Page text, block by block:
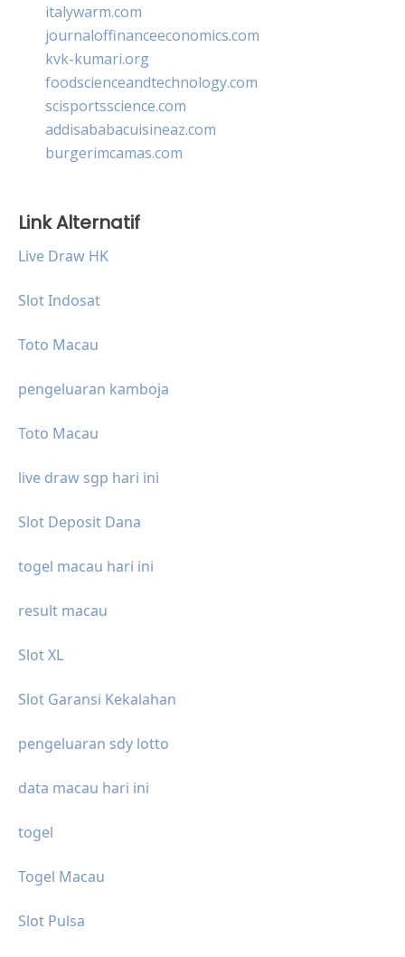
italywarm.com
journaloffinanceeconomics.com
kvk-kumari.org
foodscienceandtechnology.com
scisportsscience.com
addisababacuisineaz.com
burgerimcamas.com
Link Alternatif
Live Draw HK
Slot Indosat
Toto Macau
pengeluaran kamboja
Toto Macau
live draw sgp hari ini
Slot Deposit Dana
togel macau hari ini
result macau
Slot XL
Slot Garansi Kekalahan
pengeluaran sdy lotto
data macau hari ini
togel
Togel Macau
Slot Pulsa